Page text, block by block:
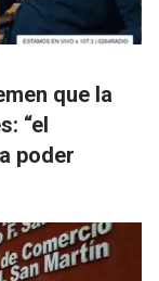
que la
“el
poder